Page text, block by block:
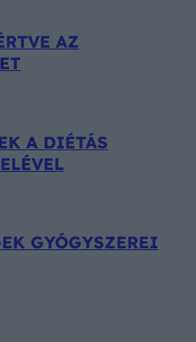
AZ
A DIÉTÁS
GYÓGYSZEREI